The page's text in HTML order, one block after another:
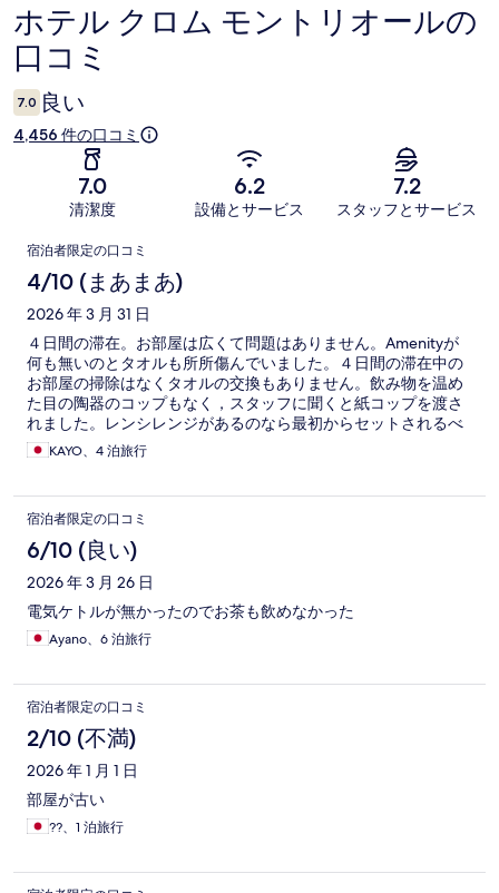
口
コ
ミ
ホテル クロム モントリオールの
口コミ
7.0 良い
4,456 件の口コミ
7.0
清潔度
6.2
設備とサービス
7.2
スタッフとサービス
口
コ
ミ
宿泊者限定の口コミ
4/10 (まあまあ)
2026 年 3 月 31 日
４日間の滞在。お部屋は広くて問題はありません。Amenityが
何も無いのとタオルも所所傷んでいました。４日間の滞在中の
お部屋の掃除はなくタオルの交換もありません。飲み物を温め
た目の陶器のコップもなく，スタッフに聞くと紙コップを渡さ
れました。レンシレンジがあるのなら最初からセットされるべ
きだと思います。安いホテルなので仕方ありませんが。日本と
比べては行けないですが他国でもこの経験は初めてでした。
KAYO、4 泊旅行
宿泊者限定の口コミ
6/10 (良い)
2026 年 3 月 26 日
電気ケトルが無かったのでお茶も飲めなかった
Ayano、6 泊旅行
宿泊者限定の口コミ
2/10 (不満)
2026 年 1 月 1 日
部屋が古い
??、1 泊旅行